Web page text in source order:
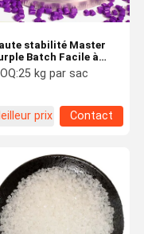
stabilité Master
Batch Facile à
et ignifuge
25 kg par sac
prix Contact